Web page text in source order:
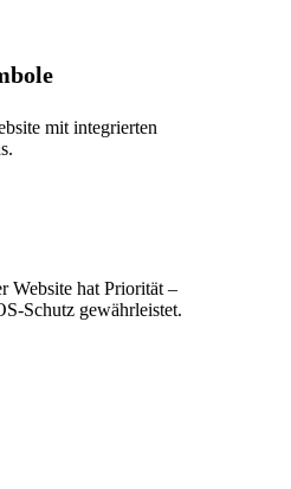
mit integrierten
Website hat Priorität –
Schutz gewährleistet.